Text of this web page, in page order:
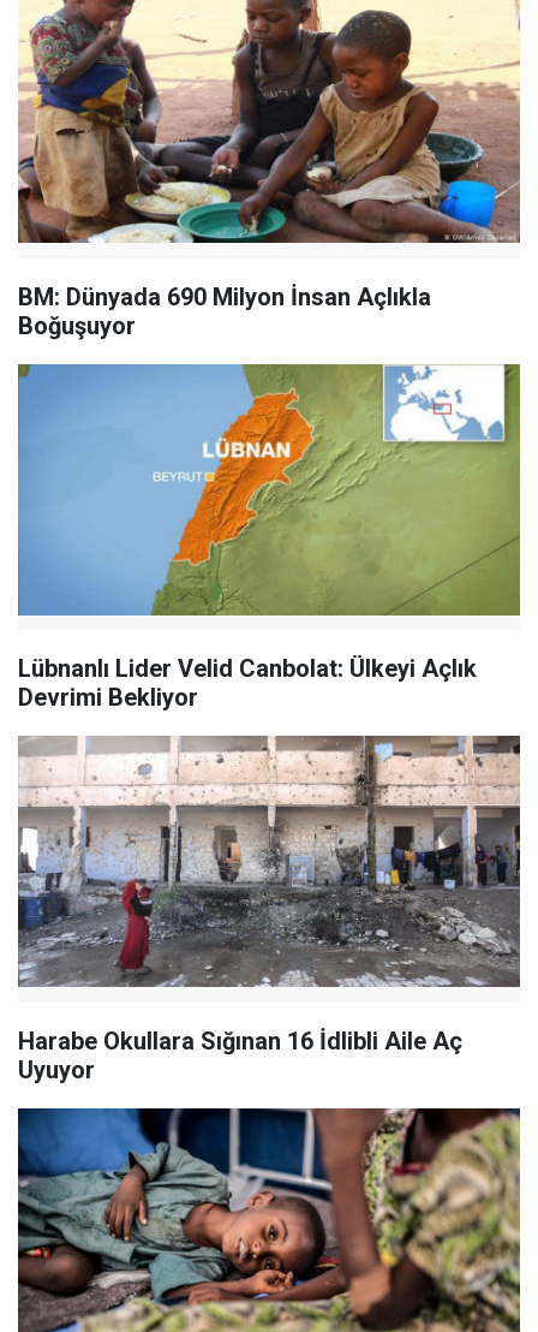
BM: Dünyada 690 Milyon İnsan Açlıkla
Boğuşuyor
Lübnanlı Lider Velid Canbolat: Ülkeyi Açlık
Devrimi Bekliyor
Harabe Okullara Sığınan 16 İdlibli Aile Aç
Uyuyor